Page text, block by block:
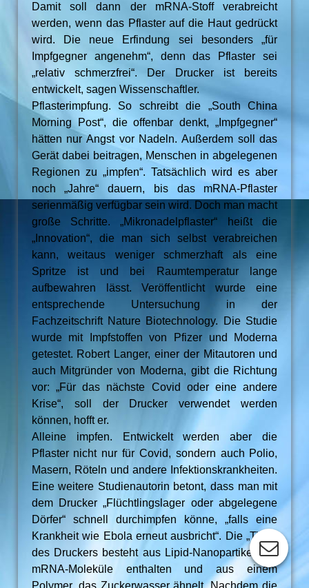
Damit soll dann der mRNA-Stoff verabreicht
werden, wenn das Pflaster auf die Haut gedrückt
wird. Die neue Erfindung sei besonders „für
Impfgegner angenehm“, denn das Pflaster sei
„relativ schmerzfrei“. Der Drucker ist bereits
entwickelt, sagen Wissenschaftler.
Pflasterimpfung. So schreibt die „South China
Morning Post“, die offenbar denkt, „Impfgegner“
hätten nur Angst vor Nadeln. Außerdem soll das
Gerät dabei beitragen, Menschen in abgelegenen
Regionen zu „impfen“. Tatsächlich wird es aber
noch „Jahre“ dauern, bis das mRNA-Pflaster
serienmäßig verfügbar sein wird. Doch man macht
große Schritte. „Mikronadelpflaster“ heißt die
„Innovation“, die man sich selbst verabreichen
kann, weitaus weniger schmerzhaft als eine
Spritze ist und bei Raumtemperatur lange
aufbewahren lässt. Veröffentlicht wurde eine
entsprechende Untersuchung in der
Fachzeitschrift Nature Biotechnology. Die Studie
wurde mit Impfstoffen von Pfizer und Moderna
getestet. Robert Langer, einer der Mitautoren und
auch Mitgründer von Moderna, gibt die Richtung
vor: „Für das nächste Covid oder eine andere
Krise“, soll der Drucker verwendet werden
können, hofft er.
Alleine impfen. Entwickelt werden aber die
Pflaster nicht nur für Covid, sondern auch Polio,
Masern, Röteln und andere Infektionskrankheiten.
Eine weitere Studienautorin betont, dass man mit
dem Drucker „Flüchtlingslager oder abgelegene
Dörfer“ schnell durchimpfen könne, „falls eine
Krankheit wie Ebola erneut ausbricht“. Die „Tinte“
des Druckers besteht aus Lipid-Nanopartikel, die
mRNA-Moleküle enthalten und aus einem
Polymer, das Zuckerwasser ähnelt. Nachdem die